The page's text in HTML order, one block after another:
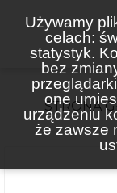
Używamy
celach:
statystyk.
bez
one
urządzeniu
że zawsze
STRONA